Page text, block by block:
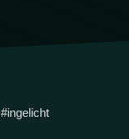
#ingelicht